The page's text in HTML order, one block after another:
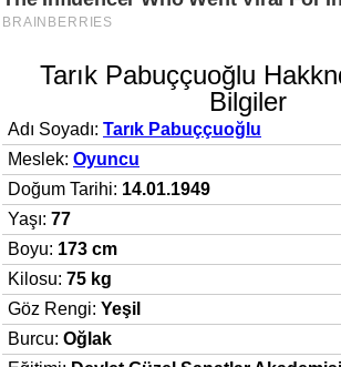
Tarık Pabuççuoğlu
Bilgiler
Adı Soyadı: Tarık Pabuççuoğlu
Meslek: Oyuncu
Doğum Tarihi: 14.01.1949
Yaşı: 77
Boyu: 173 cm
Kilosu: 75 kg
Göz Rengi: Yeşil
Burcu: Oğlak